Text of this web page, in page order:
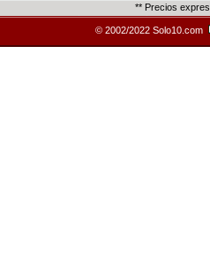
** Precios
© 2002/2022 Solo10.com